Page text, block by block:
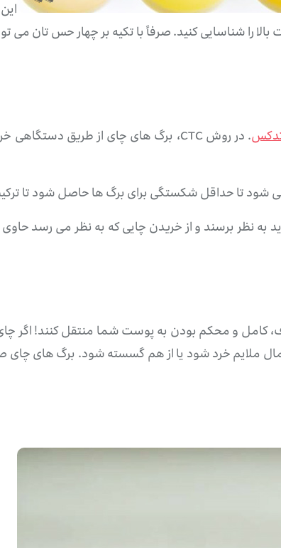
را شناسایی کنید. صرفاً با تکیه بر چهار حس تان
شود تا حداقل شکستگی برای برگ ها حاصل شود تا
باید به نظر برسند و از خریدن چایی که به نظر می رسد
کامل و محکم بودن به پوست شما منتقل کنند! اگر
ملایم خرد شود یا از هم گسسته شود. برگ های